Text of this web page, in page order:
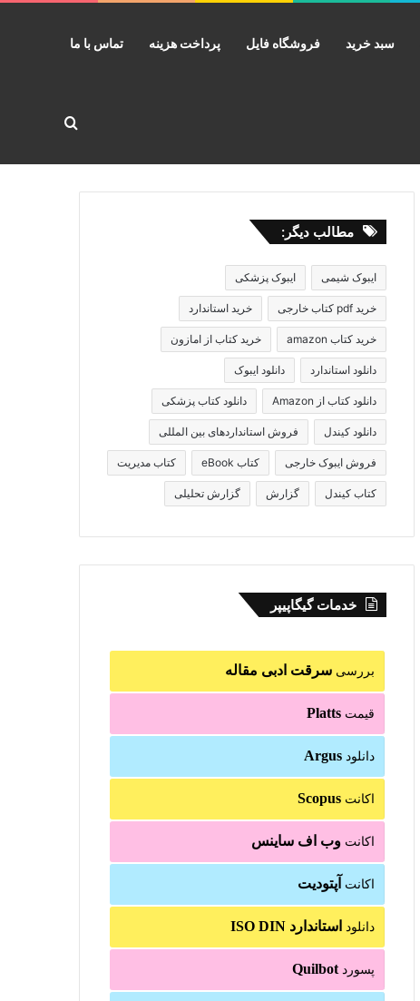
سبد خرید فروشگاه فایل پرداخت هزینه تماس با ما
جستجو
مطالب دیگر:
ایبوک شیمی ایبوک پزشکی
خرید pdf کتاب خارجی خرید استاندارد
خرید کتاب amazon خرید کتاب از امازون
دانلود استاندارد دانلود ایبوک
دانلود کتاب از Amazon دانلود کتاب پزشکی
دانلود کیندل فروش استانداردهای بین المللی
فروش ایبوک خارجی کتاب eBook کتاب مدیریت
کتاب کیندل گزارش گزارش تحلیلی
خدمات گیگاپیپر
بررسیسرقت ادبی مقاله
قیمتPlatts
دانلودArgus
اکانتScopus
اکانتوب اف ساینس
اکانت آپتودیت
دانلود استاندارد ISO DIN
پسوردQuilbot